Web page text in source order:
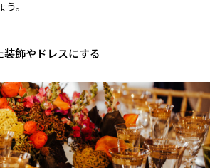
。
飾やドレスにする